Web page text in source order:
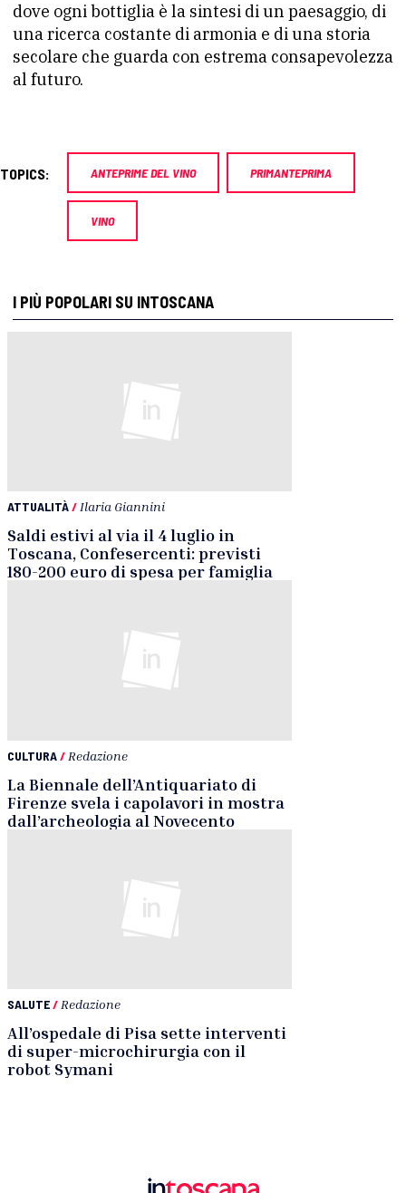
dove ogni bottiglia è la sintesi di un paesaggio, di
una ricerca costante di armonia e di una storia
secolare che guarda con estrema consapevolezza
al futuro.
TOPICS: ANTEPRIME DEL VINO PRIMANTEPRIMA
VINO
I PIÙ POPOLARI SU INTOSCANA
ATTUALITÀ/ Ilaria Giannini
Saldi estivi al via il 4 luglio in
Toscana, Confesercenti: previsti
180-200 euro di spesa per famiglia
CULTURA/ Redazione
La Biennale dell’Antiquariato di
Firenze svela i capolavori in mostra
dall’archeologia al Novecento
SALUTE/ Redazione
All’ospedale di Pisa sette interventi
di super-microchirurgia con il
robot Symani